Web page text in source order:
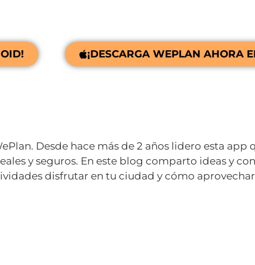
¡DESCARGA WEPLAN AHORA
Desde hace más de 2 años lidero esta app
y seguros. En este blog comparto ideas y
disfrutar en tu ciudad y cómo